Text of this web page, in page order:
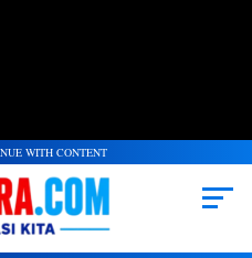
WITH CONTENT